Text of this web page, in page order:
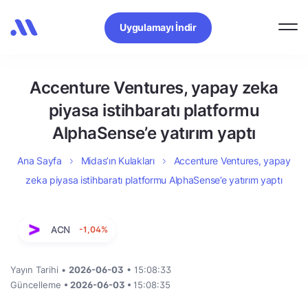
Uygulamayı İndir
Accenture Ventures, yapay zeka
piyasa istihbaratı platformu
AlphaSense’e yatırım yaptı
Ana Sayfa Midas’ın Kulakları
Accenture Ventures, yapay
zeka piyasa istihbaratı platformu AlphaSense’e yatırım yaptı
ACN -1,04%
Yayın Tarihi • 2026-06-03 • 15:08:33
Güncelleme • 2026-06-03 • 15:08:35